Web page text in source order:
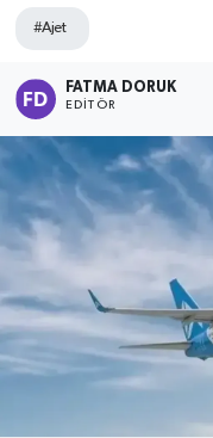
#Ajet
FATMA DORUK
EDITÖR